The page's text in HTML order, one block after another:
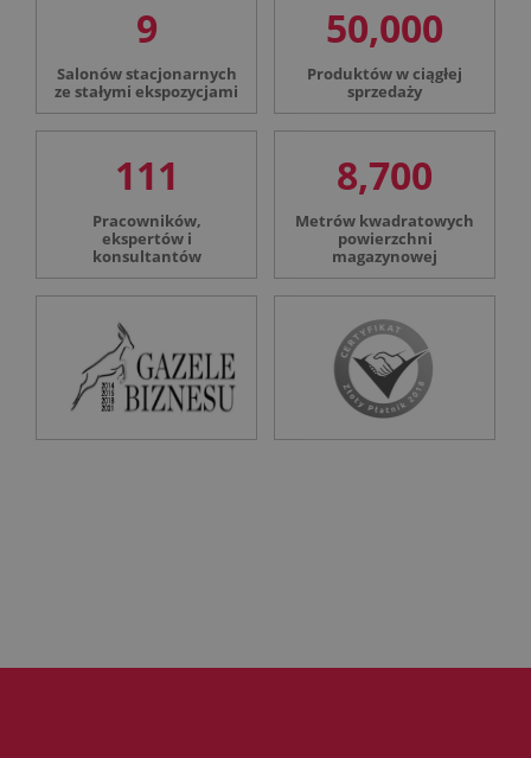
9
Salonów stacjonarnych
ze stałymi ekspozycjami
50,000
Produktów w ciągłej
sprzedaży
111
Pracowników,
ekspertów i
konsultantów
8,700
Metrów kwadratowych
powierzchni
magazynowej